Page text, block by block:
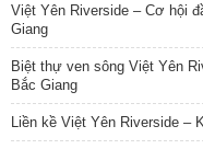
Việt Yên Riverside – Cơ hội
Giang
Biệt thự ven sông Việt Yên
Bắc Giang
Liền kề Việt Yên Riverside –